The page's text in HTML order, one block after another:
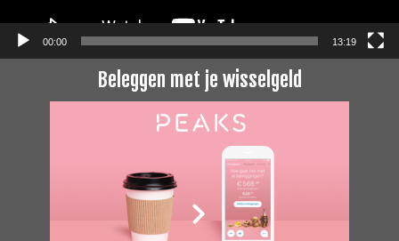
00:00 13:19
Beleggen met je wisselgeld